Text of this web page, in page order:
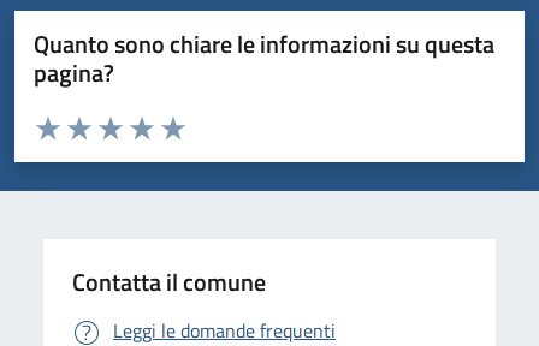
Quanto sono chiare le informazioni su questa
pagina?
Domanda
Valuta da 1 a 5 stelle la pagina
Valuta 5 stelle su 5
Valuta 4 stelle su 5
Valuta 3 stelle su 5
Valuta 2 stelle su 5
Valuta 1 stelle su 5
Contatta il comune
Leggi le domande frequenti